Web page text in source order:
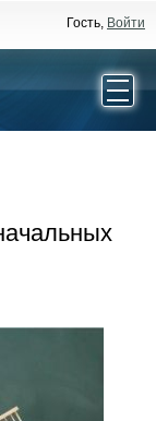
Гость, Войти